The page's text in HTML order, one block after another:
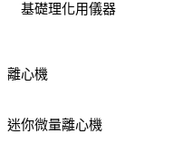
基礎理化用儀器
離心機
迷你微量離心機